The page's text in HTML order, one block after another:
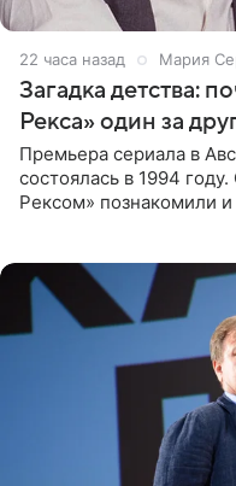
22 часа назад Мария
Загадка детства:
Рекса» один за
Премьера сериала в
состоялась в 1994
Рексом» познакомили